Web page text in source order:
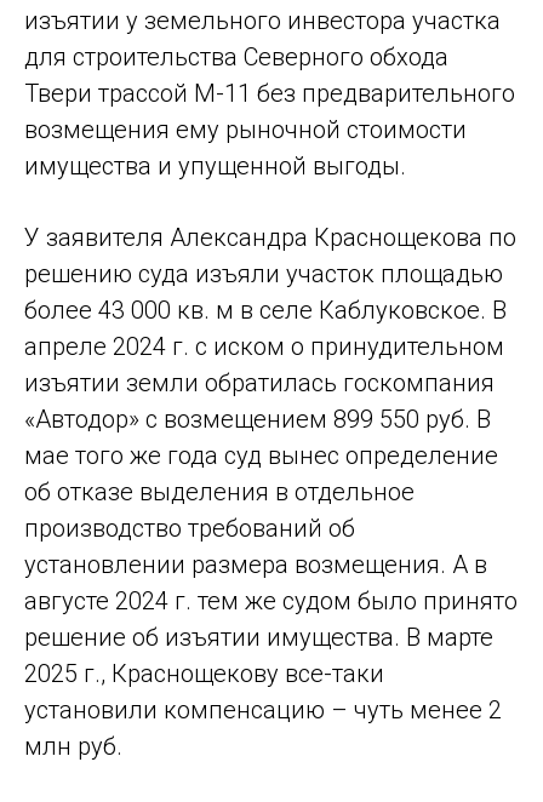
изъятии у земельного инвестора участка
для строительства Северного обхода
Твери трассой М-11 без предварительного
возмещения ему рыночной стоимости
имущества и упущенной выгоды.
У заявителя Александра Краснощекова по
решению суда изъяли участок площадью
более 43 000 кв. м в селе Каблуковское. В
апреле 2024 г. с иском о принудительном
изъятии земли обратилась госкомпания
«Автодор» с возмещением 899 550 руб. В
мае того же года суд вынес определение
об отказе выделения в отдельное
производство требований об
установлении размера возмещения. А в
августе 2024 г. тем же судом было принято
решение об изъятии имущества. В марте
2025 г., Краснощекову все-таки
установили компенсацию – чуть менее 2
млн руб.